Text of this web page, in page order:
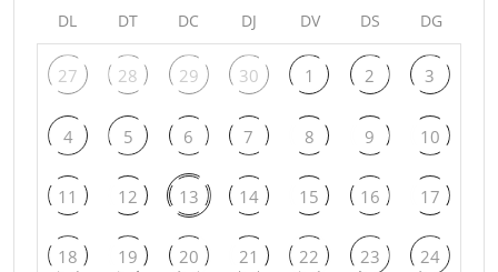
DL DT DC DJ DV DS DG
27 28 29 30 1 2 3
4 5 6 7 8 9 10
11 12 13 14 15 16 17
18 19 20 21 22 23 24